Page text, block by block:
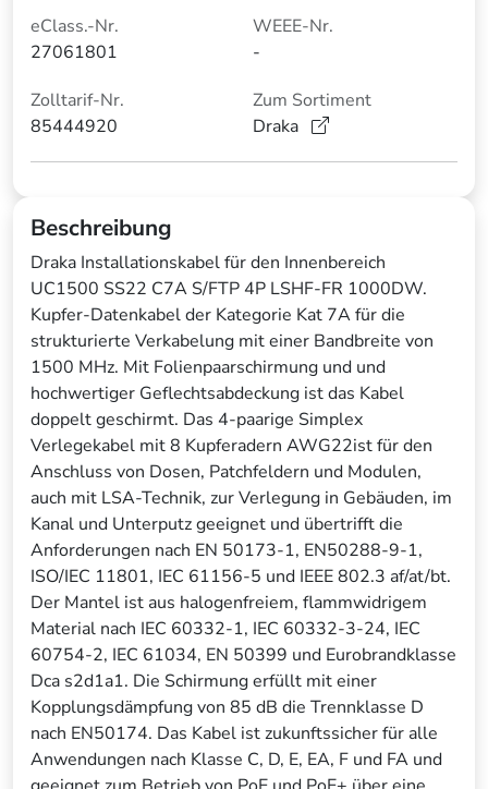
eClass.-Nr.
27061801
WEEE-Nr.
-
Zolltarif-Nr.
85444920
Zum Sortiment
Draka
Beschreibung
Draka Installationskabel für den Innenbereich
UC1500 SS22 C7A S/FTP 4P LSHF-FR 1000DW.
Kupfer-Datenkabel der Kategorie Kat 7A für die
strukturierte Verkabelung mit einer Bandbreite von
1500 MHz. Mit Folienpaarschirmung und und
hochwertiger Geflechtsabdeckung ist das Kabel
doppelt geschirmt. Das 4-paarige Simplex
Verlegekabel mit 8 Kupferadern AWG22ist für den
Anschluss von Dosen, Patchfeldern und Modulen,
auch mit LSA-Technik, zur Verlegung in Gebäuden, im
Kanal und Unterputz geeignet und übertrifft die
Anforderungen nach EN 50173-1, EN50288-9-1,
ISO/IEC 11801, IEC 61156-5 und IEEE 802.3 af/at/bt.
Der Mantel ist aus halogenfreiem, flammwidrigem
Material nach IEC 60332-1, IEC 60332-3-24, IEC
60754-2, IEC 61034, EN 50399 und Eurobrandklasse
Dca s2d1a1. Die Schirmung erfüllt mit einer
Kopplungsdämpfung von 85 dB die Trennklasse D
nach EN50174. Das Kabel ist zukunftssicher für alle
Anwendungen nach Klasse C, D, E, EA, F und FA und